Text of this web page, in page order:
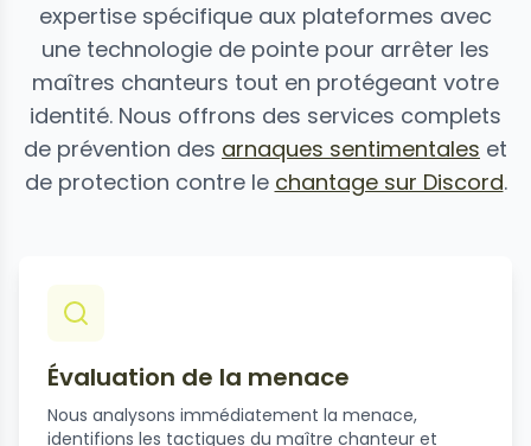
expertise spécifique aux plateformes avec
une technologie de pointe pour arrêter les
maîtres chanteurs tout en protégeant votre
identité. Nous offrons des services complets
de prévention des arnaques sentimentales et
de protection contre le chantage sur Discord.
Évaluation de la menace
Nous analysons immédiatement la menace,
identifions les tactiques du maître chanteur et